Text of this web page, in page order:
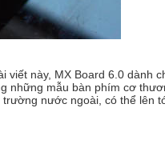
viết này, MX Board 6.0 dành
những mẫu bàn phím cơ
nước ngoài, có thể lên